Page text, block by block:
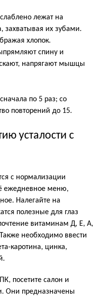
лежат на
захватывая их зубами.
хлопок.
спину и
напрягают мышцы
по 5 раз; со
повторений до 15.
усталости с
с нормализации
ежедневное меню,
Налегайте на
полезные для глаз
витаминам Д, Е, А,
необходимо ввести
каротина, цинка,
посетите салон и
Они предназначены